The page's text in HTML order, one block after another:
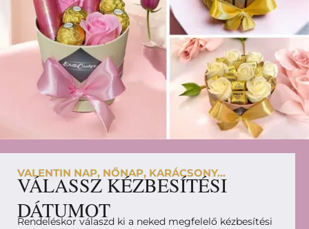
VALENTIN NAP, NŐNAP, KARÁCSONY...
VÁLASSZ KÉZBESÍTÉSI
DÁTUMOT
Rendeléskor válaszd ki a neked megfelelő kézbesítési